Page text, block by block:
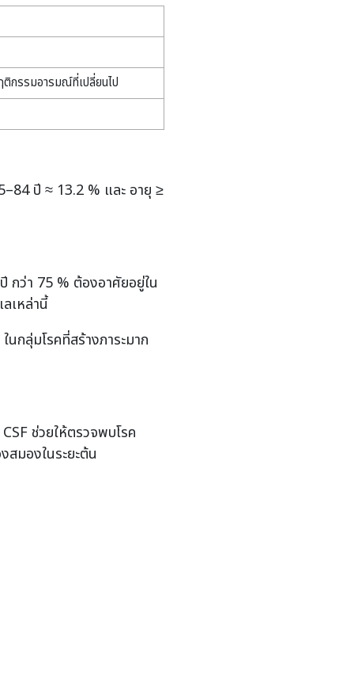
ติกรรมอารมณ์ที่เปลี่ยนไป
ปี ≈ 13.2 % และ อายุ ≥
กว่า 75 % ต้องอาศัยอยู่ใน
เหล่านี้
นกลุ่มโรคที่สร้างภาระมาก
ช่วยให้ตรวจพบโรค
มองในระยะต้น